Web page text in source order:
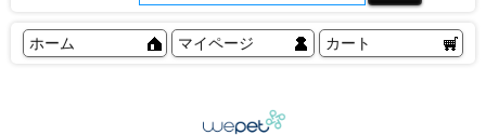
ホーム マイページ カート